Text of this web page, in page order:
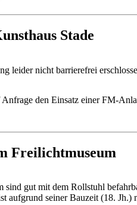
Stade
leider nicht barrierefrei
den Einsatz einer FM-
Freilichtmuseum
gut mit dem Rollstuhl
aufgrund seiner Bauzeit (18.